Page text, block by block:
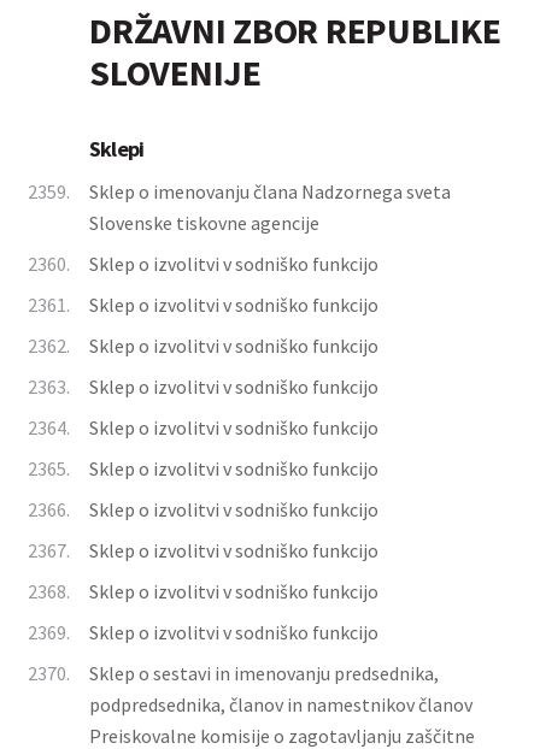
DRŽAVNI ZBOR REPUBLIKE
SLOVENIJE
Sklepi
2359.
Sklep o imenovanju člana Nadzornega sveta
Slovenske tiskovne agencije
2360.
Sklep o izvolitvi v sodniško funkcijo
2361.
Sklep o izvolitvi v sodniško funkcijo
2362.
Sklep o izvolitvi v sodniško funkcijo
2363.
Sklep o izvolitvi v sodniško funkcijo
2364.
Sklep o izvolitvi v sodniško funkcijo
2365.
Sklep o izvolitvi v sodniško funkcijo
2366.
Sklep o izvolitvi v sodniško funkcijo
2367.
Sklep o izvolitvi v sodniško funkcijo
2368.
Sklep o izvolitvi v sodniško funkcijo
2369.
Sklep o izvolitvi v sodniško funkcijo
2370.
Sklep o sestavi in imenovanju predsednika,
podpredsednika, članov in namestnikov članov
Preiskovalne komisije o zagotavljanju zaščitne